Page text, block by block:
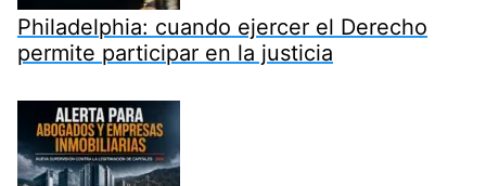
Philadelphia: cuando ejercer el Derecho
permite participar en la justicia